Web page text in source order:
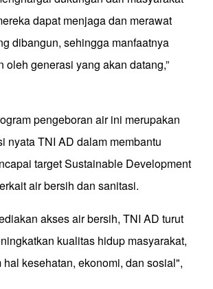
dapat menjaga dan merawat
dibangun, sehingga manfaatnya
oleh generasi yang akan datang,”
pengeboran air ini merupakan
nyata TNI AD dalam membantu
target Sustainable Development
air bersih dan sanitasi.
akses air bersih, TNI AD turut
kualitas hidup masyarakat,
hal kesehatan, ekonomi, dan sosial",